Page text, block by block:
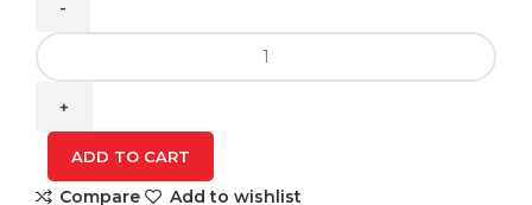
EXO-
1400
LINART
Black-
ADD TO CART
Compare
Add to wishlist